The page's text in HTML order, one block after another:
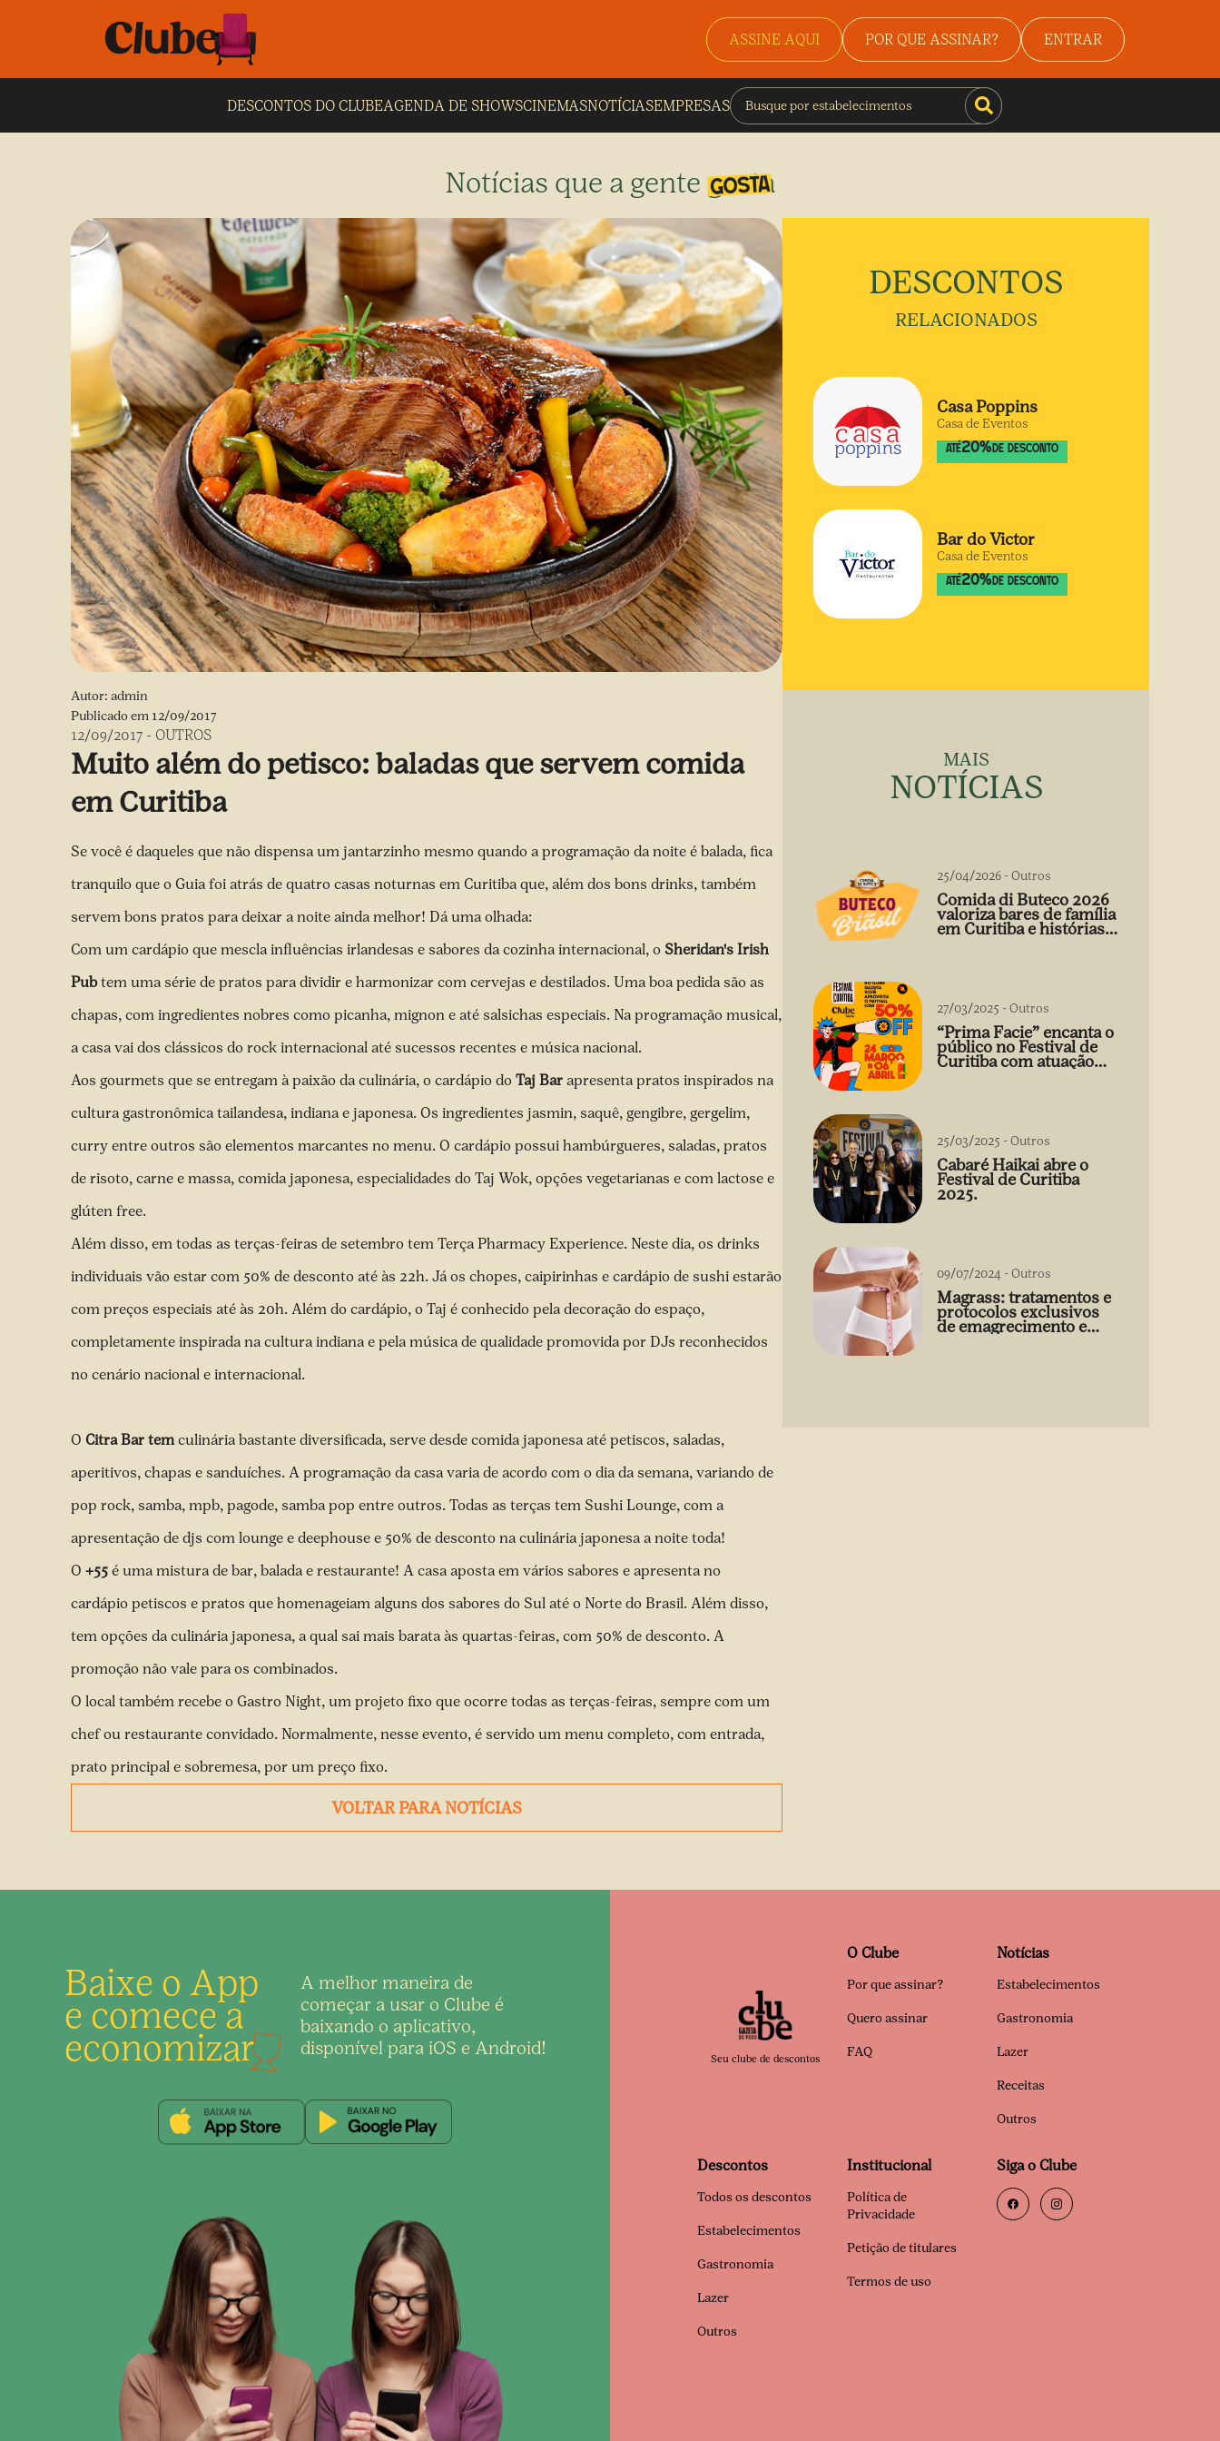
ASSINE AQUI POR QUE ASSINAR? ENTRAR
DESCONTOS DO CLUBEAGENDA DE SHOWSCINEMASNOTÍCIASEMPRESAS
Notícias que a gente gosta
Autor: admin
Publicado em12/09/2017
12/09/2017 - OUTROS
Muito além do petisco: baladas que servem comida
em Curitiba
Se você é daqueles que não dispensa um jantarzinho mesmo quando a programação da noite é balada, fica
tranquilo que o Guia foi atrás de quatro casas noturnas em Curitiba que, além dos bons drinks, também
servem bons pratos para deixar a noite ainda melhor! Dá uma olhada:
Com um cardápio que mescla influências irlandesas e sabores da cozinha internacional, o Sheridan's Irish
Pubtem uma série de pratos para dividir e harmonizar com cervejas e destilados. Uma boa pedida são as
chapas, com ingredientes nobres como picanha, mignon e até salsichas especiais. Na programação musical,
a casa vai dos clássicos do rock internacional até sucessos recentes e música nacional.
Aos gourmets que se entregam à paixão da culinária, o cardápio do Taj Bar apresenta pratos inspirados na
cultura gastronômica tailandesa, indiana e japonesa. Os ingredientes jasmin, saquê, gengibre, gergelim,
curry entre outros são elementos marcantes no menu. O cardápio possui hambúrgueres, saladas, pratos
de risoto, carne e massa, comida japonesa, especialidades do Taj Wok, opções vegetarianas e com lactose e
glúten free.
Além disso, em todas as terças-feiras de setembro tem Terça Pharmacy Experience. Neste dia, os drinks
individuais vão estar com 50% de desconto até às 22h. Já os chopes, caipirinhas e cardápio de sushi estarão
com preços especiais até às 20h. Além do cardápio, o Taj é conhecido pela decoração do espaço,
completamente inspirada na cultura indiana e pela música de qualidade promovida por DJs reconhecidos
no cenário nacional e internacional.
O Citra Bar temculinária bastante diversificada, serve desde comida japonesa até petiscos, saladas,
aperitivos, chapas e sanduíches. A programação da casa varia de acordo com o dia da semana, variando de
pop rock, samba, mpb, pagode, samba pop entre outros. Todas as terças tem Sushi Lounge, com a
apresentação de djs com lounge e deephouse e 50% de desconto na culinária japonesa a noite toda!
O +55 é uma mistura de bar, balada e restaurante! A casa aposta em vários sabores e apresenta no
cardápio petiscos e pratos que homenageiam alguns dos sabores do Sul até o Norte do Brasil. Além disso,
tem opções da culinária japonesa, a qual sai mais barata às quartas-feiras, com 50% de desconto. A
promoção não vale para os combinados.
O local também recebe o Gastro Night, um projeto fixo que ocorre todas as terças-feiras, sempre com um
chef ou restaurante convidado. Normalmente, nesse evento, é servido um menu completo, com entrada,
prato principal e sobremesa, por um preço fixo.
VOLTAR PARA NOTÍCIAS
DESCONTOS
RELACIONADOS
Casa Poppins
Casa de Eventos
ATÉ20%DE DESCONTO
Bar do Victor
Casa de Eventos
ATÉ20%DE DESCONTO
MAIS
NOTÍCIAS
25/04/2026 -Outros
Comida di Buteco 2026
valoriza bares de família
em Curitiba e histórias
27/03/2025 -Outros
“Prima Facie” encanta o
público no Festival de
Curitiba com atuação
arrebatadora de Débora
25/03/2025 -Outros
Cabaré Haikai abre o
Festival de Curitiba
2025.
09/07/2024 -Outros
Magrass: tratamentos e
protocolos exclusivos
de emagrecimento e
estética sem uso de
Baixe o App
e comece a
economizar
A melhor maneira de
começar a usar o Clube é
baixando o aplicativo,
disponível para iOS e Android!
Seu clube de descontos
O Clube
Por que assinar?
Quero assinar
FAQ
Notícias
Estabelecimentos
Gastronomia
Lazer
Receitas
Outros
Descontos
Todos os descontos
Estabelecimentos
Gastronomia
Lazer
Outros
Institucional
Política de
Privacidade
Petição de titulares
Termos de uso
Siga o Clube